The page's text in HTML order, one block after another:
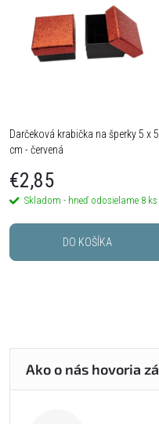
Darčeková krabička na šperky 5 x 5
cm - červená
€2,85
Skladom - hneď odosielame 8 ks
DO KOŠÍKA